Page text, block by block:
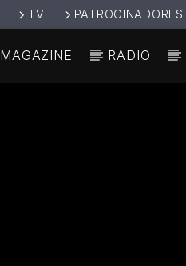
TV PATROCINADORES
MAGAZINE RADIO